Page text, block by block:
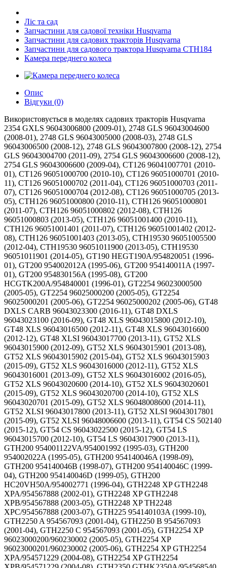
Ліс та сад
Запчастини для садової техніки Husqvarna
Запчастини для садових тракторів Husqvarna
Запчастини для садового трактора Husqvarna CTH184
Камера переднего колеса
Опис
Відгуки (0)
Використовується в моделях садових тракторів Husqvarna
2354 GXLS 96043006800 (2009-01), 2748 GLS 96043004600
(2008-01), 2748 GLS 96043005000 (2008-03), 2748 GLS
96043006500 (2008-12), 2748 GLS 96043007800 (2008-12), 2754
GLS 96043004700 (2011-09), 2754 GLS 96043006600 (2008-12),
2754 GLS 96043006600 (2009-04), CT126 96041007701 (2010-
01), CT126 96051000700 (2010-10), CT126 96051000701 (2010-
11), CT126 96051000702 (2011-04), CT126 96051000703 (2011-
07), CT126 96051000704 (2012-08), CT126 96051000705 (2013-
05), CTH126 96051000800 (2010-11), CTH126 96051000801
(2011-07), CTH126 96051000802 (2012-08), CTH126
96051000803 (2013-05), CTH126 96051001400 (2010-11),
CTH126 96051001401 (2011-07), CTH126 96051001402 (2012-
08), CTH126 96051001403 (2013-05), CTH19530 96051005500
(2012-04), CTH19530 96051011900 (2013-05), CTH19530
96051011901 (2014-05), GT190 HEGT190A/954820051 (1996-
01), GT200 954002012A (1995-06), GT200 954140011A (1997-
01), GT200 954830156A (1995-08), GT200
HCGTK200A/954840001 (1996-01), GT2254 96023000500
(2005-05), GT2254 96025000200 (2005-05), GT2254
96025000201 (2005-06), GT2254 96025000202 (2005-06), GT48
DXLS CARB 96043023300 (2016-11), GT48 DXLS
96043023100 (2016-09), GT48 XLS 96043015800 (2012-10),
GT48 XLS 96043016500 (2012-11), GT48 XLS 96043016600
(2012-12), GT48 XLSI 96043017700 (2013-11), GT52 XLS
96043015900 (2012-09), GT52 XLS 96043015901 (2013-08),
GT52 XLS 96043015902 (2015-04), GT52 XLS 96043015903
(2015-09), GT52 XLS 96043016000 (2012-11), GT52 XLS
96043016001 (2013-09), GT52 XLS 96043016002 (2016-05),
GT52 XLS 96043020600 (2014-10), GT52 XLS 96043020601
(2015-09), GT52 XLS 96043020700 (2014-10), GT52 XLS
96043020701 (2015-09), GT52 XLS 96048008600 (2014-11),
GT52 XLSI 96043017800 (2013-11), GT52 XLSI 96043017801
(2015-09), GT52 XLSI 96048006600 (2013-11), GT54 CS 502140
(2015-12), GT54 CS 96043022500 (2015-12), GT54 LS
96043015700 (2012-10), GT54 LS 96043017900 (2013-11),
GTH200 954001122VA/954001992 (1995-03), GTH200
954002022A (1995-05), GTH200 954140046A (1998-09),
GTH200 954140046B (1998-07), GTH200 954140046C (1999-
04), GTH200 954140046D (1999-05), GTH200
HC20VH50A/954002771 (1996-04), GTH2248 XP GTH2248
XPA/954567888 (2002-01), GTH2248 XP GTH2248
XPB/954567888 (2003-05), GTH2248 XP TH2248
XPC/954567888 (2003-07), GTH225 954140103A (1999-10),
GTH2250 A 954567093 (2001-04), GTH2250 B 954567093
(2001-04), GTH2250 C 954567093 (2001-05), GTH2254 XP
96023000200/960230002 (2005-05), GTH2254 XP
96023000201/960230002 (2005-06), GTH2254 XP GTH2254
XPA/954571229 (2004-08), GTH2254 XP GTH2254